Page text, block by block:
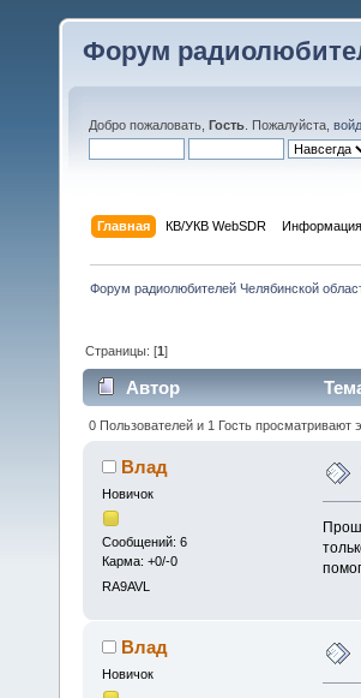
Форум
Добро пожаловать, Гость . Пожалуйста,
Главная КВ/УКВ WebSDR
Форум радиолюбителей Челябинской
Страницы: [1]
Автор
0 Пользователей и 1 Гость просматривают
Влад
Новичок
Сообщений: 6
Карма: +0/-0
RA9AVL
Влад
Новичок